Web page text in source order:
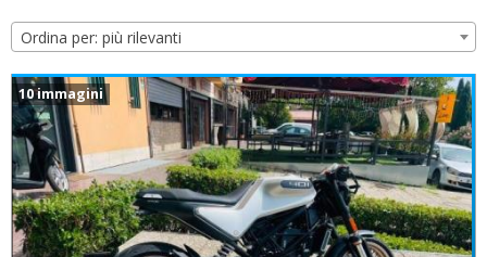
Ordina per: più rilevanti
10 immagini